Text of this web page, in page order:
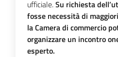
ufficiale.Su richiesta
fosse necessità di
la Camera di commercio
organizzare un incontro
esperto.